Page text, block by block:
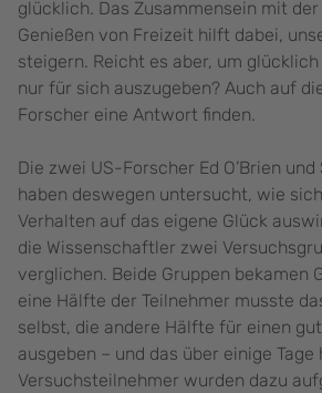
glücklich. Das Zusammensein mit
Genießen von Freizeit hilft dabei,
steigern. Reicht es aber, um glücklich
nur für sich auszugeben? Auch auf
Forscher eine Antwort finden.
Die zwei US-Forscher Ed O’Brien
haben deswegen untersucht, wie
Verhalten auf das eigene Glück
die Wissenschaftler zwei
verglichen. Beide Gruppen bekamen
eine Hälfte der Teilnehmer musste
selbst, die andere Hälfte für einen
ausgeben – und das über einige Tage
Versuchsteilnehmer wurden dazu